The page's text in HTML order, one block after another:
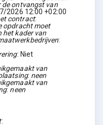
de ontvangst van
2026 12:00 +02:00
contract:
opdracht moet
het kader van
:
: Niet
van
: neen
van
: neen
: